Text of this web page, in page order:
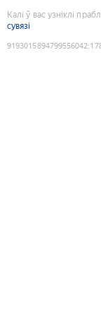
Калі ў вас узніклі
сувязі
9193015894799556042: